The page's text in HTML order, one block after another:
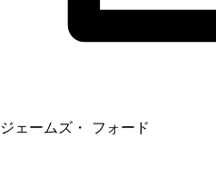
ジェームズ・ フォード